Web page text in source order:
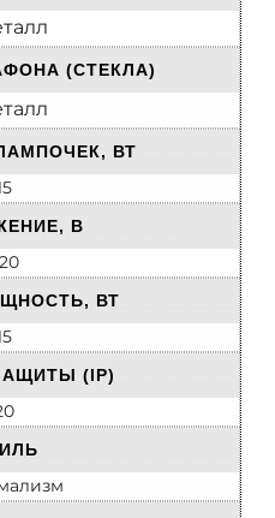
(СТЕКЛА)
ВТ
В
ВТ
(IP)